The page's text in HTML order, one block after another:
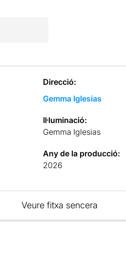
Direcció:
Gemma Iglesias
Il·luminació:
Gemma Iglesias
Any de la producció:
2026
Veure fitxa sencera